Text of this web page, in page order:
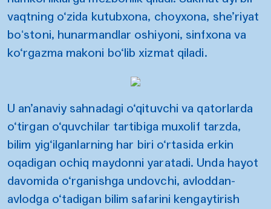
vaqtning o‘zida kutubxona, choyxona, she’riyat
boʻstoni, hunarmandlar oshiyoni, sinfxona va
ko‘rgazma makoni bo‘lib xizmat qiladi.
U an’anaviy sahnadagi o‘qituvchi va qatorlarda
o‘tirgan o‘quvchilar tartibiga muxolif tarzda,
bilim yig‘ilganlarning har biri o‘rtasida erkin
oqadigan ochiq maydonni yaratadi. Unda hayot
davomida o‘rganishga undovchi, avloddan-
avlodga o‘tadigan bilim safarini kengaytirish